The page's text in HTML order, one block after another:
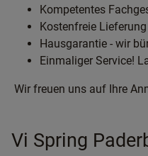
Kompetentes
Kostenfreie
Hausgarantie - wir
Einmaliger Service!
Wir freuen uns auf Ihre
Vi Spring